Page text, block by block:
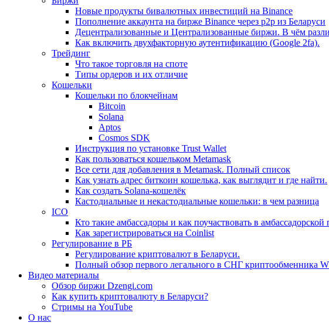
Новые продукты бивалютных инвестиций на Binance
Пополнение аккаунта на бирже Binance через р2р из Беларуси
Децентрализованные и Централизованные биржи. В чём
Как включить двухфакторную аутентификацию (Google 2fa).
Трейдинг
Что такое торговля на споте
Типы ордеров и их отличие
Кошельки
Кошельки по блокчейнам
Bitcoin
Solana
Aptos
Cosmos SDK
Инструкция по установке Trust Wallet
Как пользоваться кошельком Metamask
Все сети для добавления в Metamask. Полный список
Как узнать адрес биткоин кошелька, как выглядит и где найти.
Как создать Solana-кошелёк
Кастодиальные и некастодиальные кошельки: в чем разница
ICO
Кто такие амбассадоры и как поучаствовать в амбассадорской
Как зарегистрироваться на Coinlist
Регулирование в РБ
Регулирование криптовалют в Беларуси.
Полный обзор первого легального в СНГ криптообменника
Видео материалы
Обзор биржи Dzengi.com
Как купить криптовалюту в Беларуси?
Стримы на YouTube
О нас